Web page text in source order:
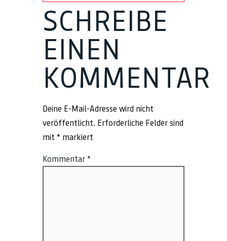
SCHREIBE
EINEN
KOMMENTAR
Deine E-Mail-Adresse wird nicht
veröffentlicht. Erforderliche Felder sind
mit * markiert
Kommentar *